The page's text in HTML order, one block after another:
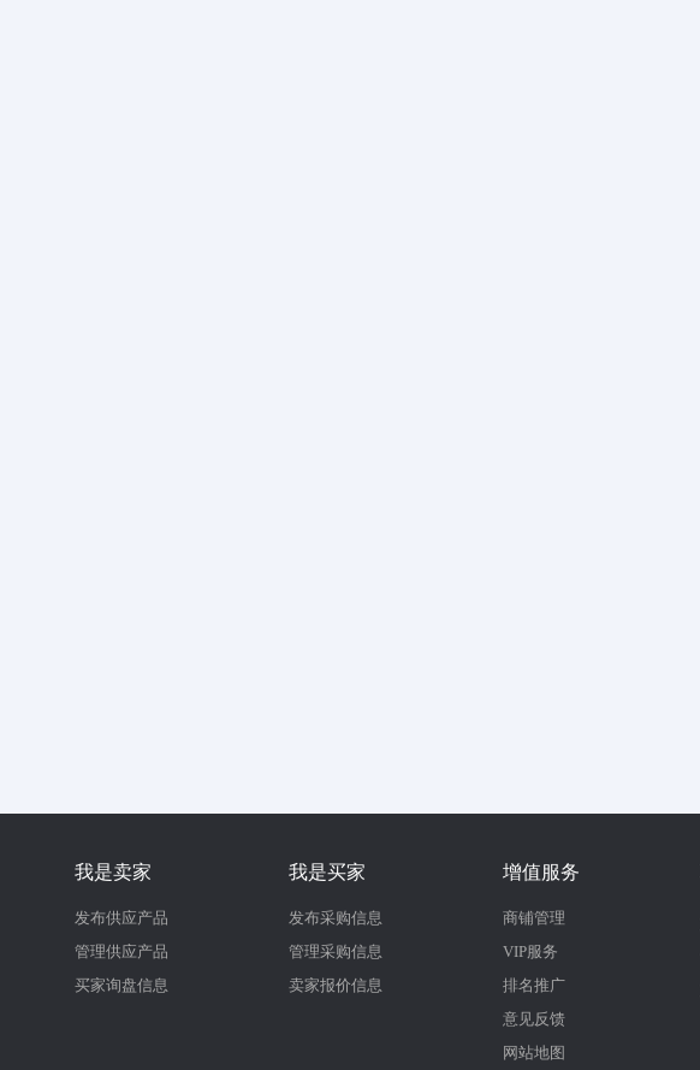
我是卖家
发布供应产品
管理供应产品
买家询盘信息
我是买家
发布采购信息
管理采购信息
卖家报价信息
增值服务
商铺管理
VIP服务
排名推广
意见反馈
网站地图